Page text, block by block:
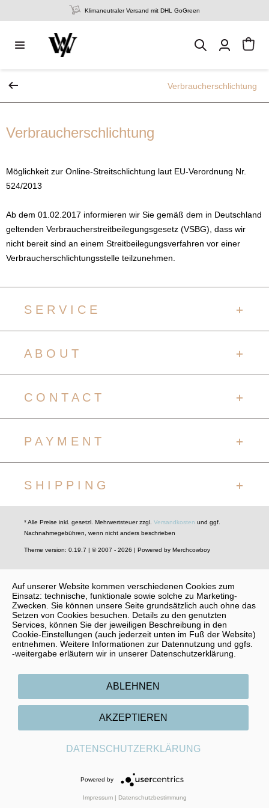
Klimaneutraler Versand mit DHL GoGreen
Verbraucherschlichtung
Verbraucherschlichtung
Möglichkeit zur Online-Streitschlichtung laut EU-Verordnung Nr.
524/2013
Ab dem 01.02.2017 informieren wir Sie gemäß dem in Deutschland
geltenden Verbraucherstreitbeilegungsgesetz (VSBG), dass wir
nicht bereit sind an einem Streitbeilegungsverfahren vor einer
Verbraucherschlichtungsstelle teilzunehmen.
S E R V I C E
A B O U T
C O N T A C T
P A Y M E N T
S H I P P I N G
* Alle Preise inkl. gesetzl. Mehrwertsteuer zzgl. Versandkosten und ggf.
Nachnahmegebühren, wenn nicht anders beschrieben
Theme version: 0.19.7 | © 2007 - 2026 | Powered by Merchcowboy
Auf unserer Website kommen verschiedenen Cookies zum
Einsatz: technische, funktionale sowie solche zu Marketing-
Zwecken. Sie können unsere Seite grundsätzlich auch ohne das
Setzen von Cookies besuchen. Details zu den genutzten
Services, können Sie der jeweiligen Beschreibung in den
Cookie-Einstellungen (auch jederzeit unten im Fuß der Website)
entnehmen. Weitere Informationen zur Datennutzung und ggfs.
-weitergabe erläutern wir in unserer Datenschutzerklärung.
ABLEHNEN
AKZEPTIEREN
DATENSCHUTZERKLÄRUNG
Powered by
Impressum | Datenschutzbestimmung